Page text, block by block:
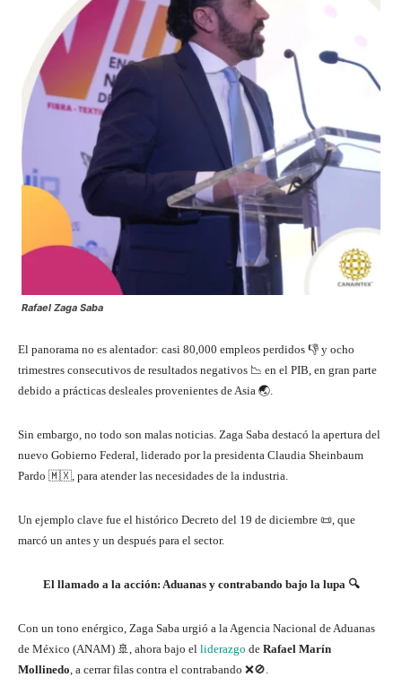
Rafael Zaga Saba
El panorama no es alentador: casi 80,000 empleos perdidos 👎 y ocho
trimestres consecutivos de resultados negativos 📉 en el PIB, en gran parte
debido a prácticas desleales provenientes de Asia 🌏.
Sin embargo, no todo son malas noticias. Zaga Saba destacó la apertura del
nuevo Gobierno Federal, liderado por la presidenta Claudia Sheinbaum
Pardo 🇲🇽, para atender las necesidades de la industria.
Un ejemplo clave fue el histórico Decreto del 19 de diciembre 📜, que
marcó un antes y un después para el sector.
El llamado a la acción: Aduanas y contrabando bajo la lupa 🔍
Con un tono enérgico, Zaga Saba urgió a la Agencia Nacional de Aduanas
de México (ANAM) 🚢, ahora bajo el liderazgo de Rafael Marín
Mollinedo, a cerrar filas contra el contrabando ❌🚫.